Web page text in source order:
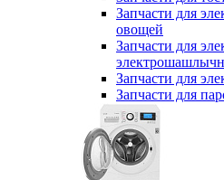
Запчасти для
овощей
Запчасти для
Запчасти для
Запчасти для